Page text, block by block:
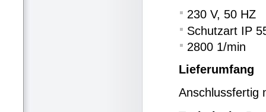
230 V, 50 HZ
Schutzart IP
2800 1/min
Lieferumfang
Anschlussfertig